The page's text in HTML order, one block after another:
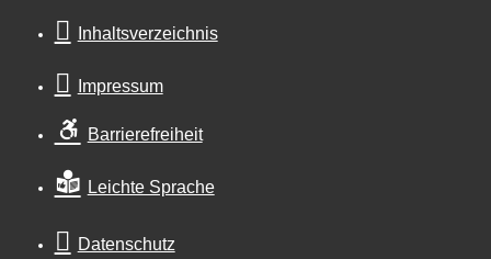
Inhaltsverzeichnis
Impressum
Barrierefreiheit
Leichte Sprache
Datenschutz